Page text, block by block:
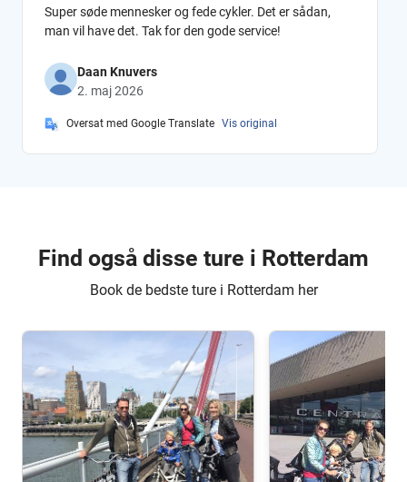
Super søde mennesker og fede cykler. Det er sådan,
man vil have det. Tak for den gode service!
Daan Knuvers
2. maj 2026
Oversat med Google Translate Vis original
Find også disse ture i Rotterdam
Book de bedste ture i Rotterdam her